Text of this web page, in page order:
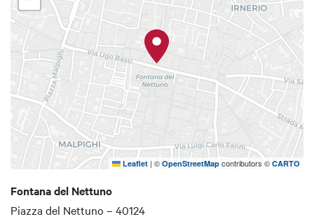
Leaflet | © OpenStreetMap contributors © CARTO
Fontana del Nettuno
Piazza del Nettuno – 40124